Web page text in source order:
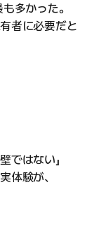
多かった。
者に必要だと
ではない」
体験が、